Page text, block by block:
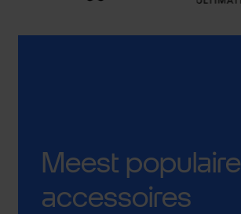
Meest populaire
accessoires